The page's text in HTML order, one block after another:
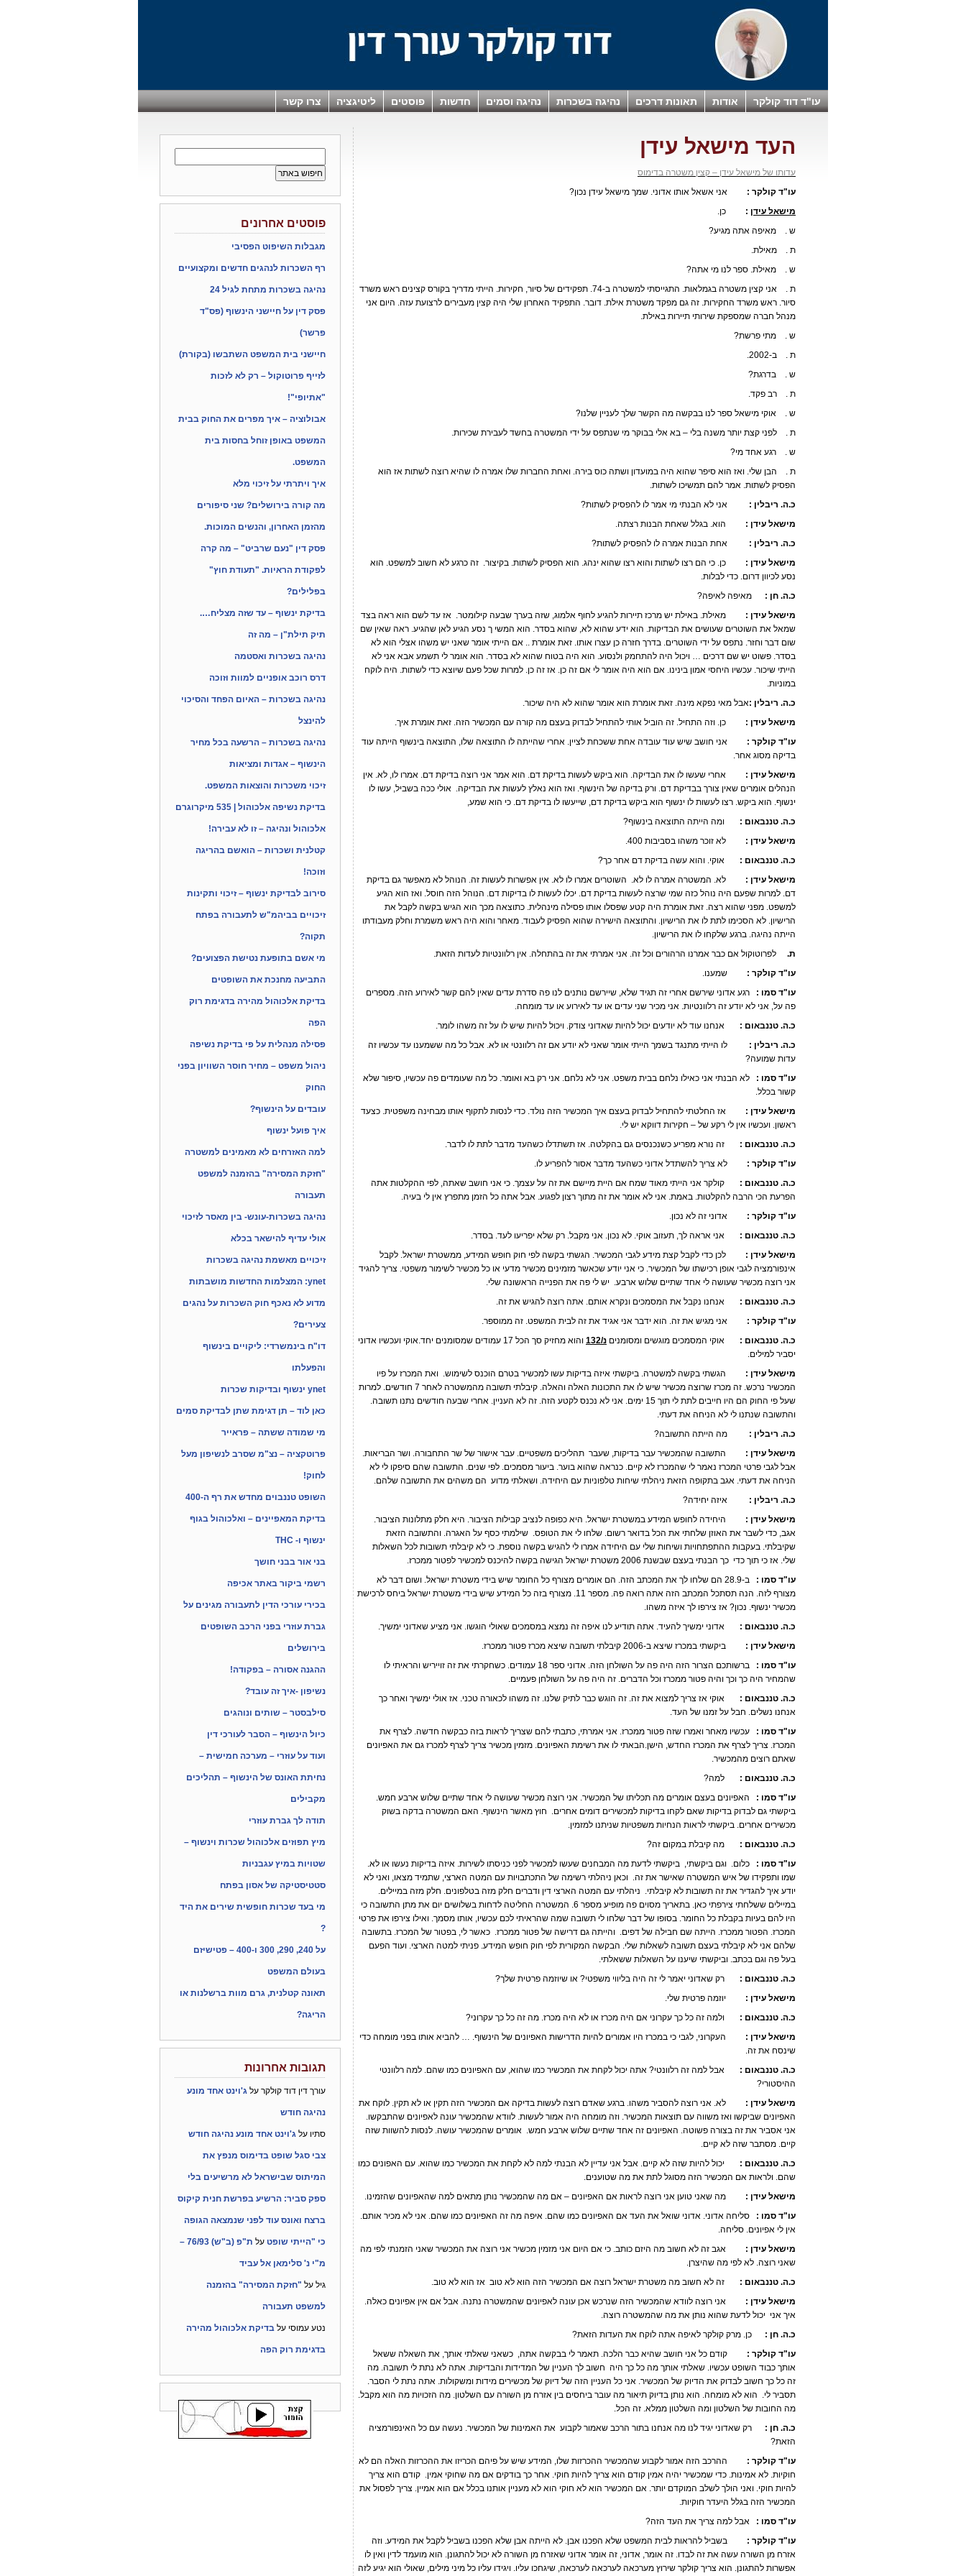
עו"ד דוד קולקר אודות תאונות דרכים נהיגה בשכרות נהיגה וסמים חדשות פוסטים ליטיגציה צרו קשר
העד מישאל עידן
עדותו של מישאל עידן – קצין משטרה בדימוס
עו"ד קולקר : אני אשאל אותו אדוני. שמך מישאל עידן נכון?
מישאל עידן : כן.
ש . מאיפה אתה מגיע?
ת . מאילת.
ש . מאילת. ספר לנו מי אתה?
ת . אני קצין משטרה בגמלאות. התגייסתי למשטרה ב-74. תפקידים של סיור, חקירות. הייתי מדריך בקורס קצינים ראש משרד
סיור. ראש משרד החקירות. זה גם מפקד משטרת אילת. דובר. התפקיד האחרון שלי היה קצין מעבירים לרצועת עזה. היום אני
מנהל חברה שמספקת שירותי תיירות באילת.
ש . מתי פרשת?
ת . ב-2002.
ש . בדרגת?
ת . רב פקד.
ש . אוקי מישאל ספר לנו בבקשה מה הקשר שלך לעניין שלנו?
ת . לפני קצת יותר משנה בלי – בא אלי בבוקר מי שנתפס על ידי המשטרה בחשד לעבירת שכירות.
ש . רגע אחד מי?
ת . הבן שלי. ואז הוא סיפר שהוא היה במועדון ושתה כוס בירה. ואחת החברות שלו אמרה לו שהיא רוצה לשתות אז הוא
הפסיק לשתות. אמר להם תמשיכו לשתות.
כ.ה. ריבלין : אני לא הבנתי מי אמר לו להפסיק לשתות?
מישאל עידן : הוא. בגלל שאחת הבנות רצתה.
כ.ה. ריבלין : אחת הבנות אמרה לו להפסיק לשתות?
מישאל עידן : כן. כי הם רצו לשתות והוא רצו שהוא ינהג. הוא הפסיק לשתות. בקיצור. זה כרגע לא חשוב למשפט. הוא
נסע לכיוון דרום. כדי לבלות.
כ.ה. חן : מאיפה לאיפה?
מישאל עידן : מאילת. באילת יש מרכז תיירות להגיע לחוף אלמוג, שזה בערך שבעה קילומטר. אז עד לשם הוא ראה בצד
שמאל את השוטרים שעושים את הבדיקות. הוא ידע שהוא לא, שהוא בסדר. הוא המשי ך נסע הגיע לאן שהגיע. ראה שאין שם
שום דבר וחזר. נתפס על ידי השוטרים. בדרך חזרה כן עצרו אותו. זאת אומרת .. אם הייתי אומר שאני יש משהו אצלי הוא לא
בסדר. פשוט יש שם דרכים … ויכול היה להתחמק ולנסוע. הוא היה בטוח שהוא לא בסדר. הוא אומר לי תשמע אבא אני לא
הייתי שיכור. עכשיו היחסי אמון בינינו. אם הוא היה אומר לי אם זה כן. אז זה כן. למרות שכל פעם שיוצא כדי לשתות. היה לוקח
במוניות.
כ.ה. ריבלין :אבל מאי נפקא מינה. זאת אומרת הוא אומר שהוא לא היה שיכור.
מישאל עידן : כן. וזה התחיל. זה הוביל אותי להתחיל לבדוק בעצם מה קורה עם המכשיר הזה. זאת אומרת איך.
עו"ד קולקר : אני חושב שיש עוד עובדה אחת ששכחת לציין. אחרי שהייתה לו התוצאה שלו, התוצאה בינשוף הייתה עוד
בדיקה מסוג אחר.
מישאל עידן : אחרי שעשו לו את הבדיקה. הוא ביקש לעשות בדיקת דם. הוא אמר אני רוצה בדיקת דם. אמרו לו, לא. אין
הנהלים אומרים שאין צורך בבדיקת דם. ורק בדיקה של הינשוף. ואז הוא נאלץ לעשות את הבדיקה. אולי ככה בשביל, עשו לו
ינשוף. הוא ביקש. רצו לעשות לו ינשוף הוא ביקש בדיקת דם, שייעשו לו בדיקת דם. כי הוא שמע,
כ.ה. טננבאום : ומה הייתה התוצאה בינשוף?
מישאל עידן : לא זוכר משהו בסביבות 400.
כ.ה. טננבאום : אוקי. והוא עשה בדיקת דם אחר כך?
מישאל עידן : לא. המשטרה אמרה לו לא. השוטרים אמרו לו לא. אין אפשרות לעשות זה. הנוהל לא מאפשר גם בדיקת
דם. למרות שפעם היה נוהל כזה שמי שרצה לעשות בדיקת דם. יכלו לעשות לו בדיקות דם. הנוהל הזה חוסל. ואז הוא הגיע
למשפט. מפני שהוא רצה. זאת אומרת היה קטע שפסלו אותו פסילה מינהלית. כתוצאה מכך הוא הגיש בקשה לקבל את
הרישיון. לא הסכימו לתת לו את הרישיון. והתוצאה הישירה שהוא הפסיק לעבוד. מאחר והוא היה ראש משמרת וחלק מעבודתו
הייתה נהיגה. ברגע שלקחו לו את הרישיון.
ת. לפרוטוקול אם כבר אמרנו הרהורים וכל זה. אני אמרתי את זה בהתחלה. אין רלוונטיות לעדות הזאת.
עו"ד קולקר : שמענו.
עו"ד סמו : רגע אדוני שירשם אחרי זה תגיד שלא, שיירשם נותנים לנו פה סדרת עדים שאין להם קשר לאירוע הזה. מספרים
פה על, אני לא יודע זה רלוונטיות. אני מכיר שני עדים או עד לאירוע או עד מומחה.
כ.ה. טננבאום : אנחנו עוד לא יודעים יכול להיות שאדוני צודק. ויכול להיות שיש לו על זה משהו לומר.
כ.ה. ריבלין : לו הייתי מתנגד בשמך הייתי אומר שאני לא יודע אם זה רלוונטי או לא. אבל כל מה ששמענו עד עכשיו זה
עדות שמועה?
עו"ד סמו : לא הבנתי אני כאילו נלחם בבית משפט. אני לא נלחם. אני רק בא ואומר. כל מה שעומדים פה עכשיו, סיפור שלא
קשור בכלל.
מישאל עידן : אז החלטתי להתחיל לבדוק בעצם איך המכשיר הזה נולד. כדי לנסות לתקוף אותו מבחינה משפטית. כצעד
ראשון. ועכשיו אין לי רקע של – חקירות דווקא יש לי.
כ.ה. טננבאום : זה נורא מפריע כשנכנסים גם בהקלטה. אז תשתדלו כשהעד מדבר לתת לו לדבר.
עו"ד קולקר : לא צריך להשתדל אדוני כשהעד מדבר אסור להפריע לו.
כ.ה. טננבאום : קולקר אני הייתי מאוד שמח אם היית מיישם את זה על עצמך. כי אני חושב שאתה, לפי ההקלטות אתה
הפרעת הכי הרבה להקלטות. באמת. אני לא אומר את זה מתוך רצון לפגוע. אבל אתה כל הזמן מתפרץ אין לי בעיה.
עו"ד קולקר : אדוני זה לא נכון.
כ.ה. טננבאום : אני אראה לך, תעזוב אוקי. לא נכון. אני מקבל. רק שלא יפריעו לעד. בסדר.
מישאל עידן : לכן כדי לקבל קצת מידע לגבי המכשיר. הגשתי בקשה לפי חוק חופש המידע, ממשטרת ישראל. לקבל
אינפורמציה לגבי אופן רכישתו של המכשיר. כי אני יודע שכאשר מזמינים מכשיר מדעי או כל מכשיר לשימור משפטי. צריך להגיד
אני רוצה מכשיר שעושה לי אחד שתיים שלוש ארבע. יש לי פה את הפנייה הראשונה שלי.
כ.ה. טננבאום : אנחנו נקבל את המסמכים ונקרא אותם. אתה רוצה להגיש את זה.
עו"ד קולקר : אני מגיש את זה. הוא ידבר אני אגיד את זה לבית המשפט. זה ממוספר.
כ.ה. טננבאום : אוקי המסמכים מוגשים ומסומנים נ/132
והוא מחזיק סך הכל 17 עמודים שמסומנים יחד.אוקי ועכשיו אדוני
יסביר למילים.
מישאל עידן : הגשתי בקשה למשטרה. ביקשתי איזה בדיקות עשו למכשיר בטרם הוכנס לשימוש. ואת המכרז על פיו
המכשיר נרכש. זה מכרז שרוצה מכשיר שיש לו את התכונות האלה והאלה. קיבלתי תשובה מהמשטרה לאחר 7 חודשים. למרות
שעל פי החוק הם היו חייבים לתת לי תוך 15 ימים. אני לא נכנס לקטע הזה. זה לא העניין. אחרי שבעה חודשים נתנו תשובה.
והתשובה שנתנו לי לא הניחה את דעתי.
כ.ה. ריבלין : מה הייתה התשובה?
מישאל עידן : התשובה שהמכשיר עבר בדיקות, שעבר תהליכים משפטיים. עבר אישור של שר התחבורה. ושר הבריאות.
אבל לגבי פרטי המכרז נאמר לי שהמכרז לא קיים. כנראה שהוא בוער. ביעור מסמכים. לפי שנים. התשובה שהם סיפקו לי לא
הניחה את דעתי. אגב בתקופה הזאת ניהלתי שיחות טלפוניות עם היחידה. ושאלתי מדוע הם משהים את התשובה שלהם.
כ.ה. ריבלין : איזה יחידה?
מישאל עידן : היחידה לחופש המידע במשטרת ישראל. היא כפופה לנציב קבילות הציבור. היא חלק מתלונות הציבור.
אגב, כדי לשבר את האוזן שלחתי את הכל בדואר רשום. שלחו לי את הטופס. שילמתי כסף על האגרה. והתשובה הזאת
שקיבלתי. בעקבות ההתפתחויות ושיחות שלי עם היחידה אמרו לי להגיש בקשה נוספת. כי לא קיבלתי תשובות לכל השאלות
שלי. אז כי תוך כדי כך הבנתי בעצם שבשנת 2006 משטרת ישראל הגישה בקשה להיכנס למכשיר לפטור ממכרז.
עו"ד סמו :
ב-28.9 הם שלחו לך את המכתב הזה. הם אומרים מצורף כל החומר שיש בידי משטרת ישראל. ושום דבר לא
מצורף לזה. הנה תסתכל המכתב הזה אתה רואה פה. מספר 11. מצורף בזה כל המידע שיש בידי משטרת ישראל ביחס לרכישת
מכשיר ינשוף. נכון? אז צירפו לך איזה משהו.
כ.ה. טננבאום : אדוני ימשיך להעיד. אתה תודיע לנו איפה זה נמצא במסמכים שאולי הוגשו. אני מציע שאדוני ימשיך.
מישאל עידן : ביקשתי במכרז שיצא ב-2006 קיבלתי תשובה שיצא מכרז פטור ממכרז.
עו"ד סמו :
ברשותכם הצרור הזה היה פה על השולחן הזה. אדוני ספר 18 עמודים. כשחקרתי את זה זוייריש והראיתי לו
שהמחיר היה כך וכך והיה פטור ממכרז וכל הדברים. זה היה פה על השולחן פעמיים.
כ.ה. טננבאום : אוקי אז צריך למצוא את זה. זה הוגש כבר לתיק שלנו. זה משהו לכאורה טכני. אז אולי ימשיך ואחר כך
אנחנו נשלים. חבל על זמנו של העד.
עו"ד סמו : עכשיו מאחר ואמרו שזה פטור ממכרז. אני אמרתי, כתבתי להם שצריך לראות בזה כבקשה חדשה. לצרף את
המכרז. צריך לצרף את המכרז החדש, הישן.הבאתי לו את רשימת האפיונים. מזמין מכשיר צריך לצרף למכרז גם את האפיונים
שאתם רוצים מהמכשיר.
כ.ה. טננבאום : למה?
עו"ד סמו : האפיונים בעצם אומרים מה תכליתו של המכשיר. אני רוצה מכשיר שעושה לי אחד שתיים שלוש ארבע חמש.
ביקשתי גם לבדוק בדיקות שאם לקחו בדיקות למכשירים דומים אחרים. חוץ מאשר הינשוף. האם המשטרה בדקה בשוק
מכשירים אחרים. ביקשתי לראות הנחיות משפטיות שניתנו למזמין.
כ.ה. טננבאום : מה קיבלת במקום זה?
עו"ד סמו : כלום. וגם ביקשתי, ביקשתי לדעת מה המבחנים שעשו למכשיר לפני כניסתו לשירות. איזה בדיקות נעשו או לא.
שמו ותפקידו של איש המשטרה שאישר את זה. וכאן ניהלתי רשימה של התכתבויות עם המטה הארצי, שתמיד מצאו, ואני לא
יודע איך להגדיר את זה תשובות לא קיבלתי. ניהלתי עם המטה הארצי דין ודברים חלק מזה בטלפונים. חלק מזה במיילים.
במיילים ששלחתי צירפתי כאן. בתאריך מסוים פה מופיע מספר 6. המשטרה החליטה לדחות בשלושים יום את מתן התשובה כי
היו להם בעיות בקבלת כל החומר. בסופו של דבר שלחו לי תשובה שמה שהראיתי לכם עכשיו, אותו מסמך. ואילו צירפו את פרטי
המכרז. הפטור ממכרז. הייתה שם חבילה של דפים. והייתה גם דרישה של פטור ממכרז. כאשר לי, בפטור של המכרז. בתשובה
שלהם אני לא קיבלתי בעצם תשובה לשאלות שלי. הבקשה המקורית לפי חוק חופש המידע. פניתי למטה הארצי. ועוד הפעם
בעל פה וגם בכתב. וביקשתי שיענו על השאלות ששאלתי.
כ.ה. טננבאום : רק שאדוני יאמר לי זה היה בליווי משפטי? או שיוזמה פרטית שלך?
מישאל עידן : יוזמה פרטית שלי.
כ.ה. טננבאום : ולמה זה כל כך עקרוני אם היה מכרז או לא היה מכרז. מה זה כל כך עקרוני?
מישאל עידן : העקרוני, לגבי כי במכרז היו אמורים להיות הדרישות האפיונים של הינשוף. … להביא אותו בפני מומחה כדי
שינסח את זה.
כ.ה. טננבאום : אבל למה זה רלוונטי? אתה יכול לקחת את המכשיר כמו שהוא, עם האפיונים כמו שהם. למה רלוונטי
ההיסטורי?
מישאל עידן : לא. אני רוצה להסביר משהו. ברגע שאדם רוצה לעשות בדיקה אם המכשיר הזה תקין או לא תקין. לוקח את
האפיונים שביקשו ואז משווה עם תוצאות המכשיר. וזה מומחה היה אמור לעשות. לוודא שהמכשיר עונה לאפיונים שהתבקשו.
אני אסביר את זה בצורה פשוטה. האפיונים זה אחד שתיים שלוש ארבע חמש. אומרים שהמכשיר עושה. לנסות להשוות שזה
קיים. מסתבר שזה לא קיים.
כ.ה. טננבאום : יכול להיות שזה לא קיים. אבל אני עדיין לא הבנתי למה לא לקחת את המכשיר כמו שהוא. עם האפונים כמו
שהם. ולראות אם המכשיר הזה מסוגל לתת את מה שטוענים.
מישאל עידן : מה שאני טוען אני רוצה לראות אם האפיונים – אם מה שהמכשיר נותן מתאים למה שהאפיונים שהזמינו.
עו"ד סמו : סליחה אדוני. אדוני שואל את העד אם האפיונים כמו שהם. איפה מה זה האפיונים כמו שהם. אני לא מכיר אותם.
אין לי אפיונים. סליחה.
מישאל עידן : אגב זה לא חשוב מה היזם כותב. כי אם היום אני מזמין מכשיר אני רוצה את המכשיר שאני הזמנתי לפי מה
שאני רוצה. לא לפי מה שהיצרן.
כ.ה. טננבאום : זה לא חשוב מה משטרת ישראל רוצה אם המכשיר הזה הוא לא טוב אז הוא לא טוב.
מישאל עידן : אני רוצה לוודא שהמכשיר הזה שנרכש אכן עונה לאפיונים שהמשטרה נתנה. אבל אם אין אפיונים כאלה.
איך אני יכול לדעת שהוא נותן את מה שהמשטרה רוצה.
כ.ה. חן : כן. מרק קולקר לאיפה אתה לוקח את העדות הזאת?
עו"ד קולקר : קודם כל אני חושב שהיא כבר הלכה. תאמר לי בבקשה אתה, כשאני שאלתי אותך, את השאלה ששאל
אותך כבוד השופט עכשיו. שאלתי אותך מה כל כך היה חשוב לך העניין של המדידות והבדיקות. אתה לא נתת לי תשובה. מה
זה כל כך חשוב לבדוק את הדיוק של המכשיר. אני כל העניין הזה של דיוק של מכשירים מידות ומשקולות. אתה נתת לי הסבר.
תסביר לי. הוא לא מומחה. הוא נותן בדיוק תיאור מה עובר ביחסים בין אזרח מן השורה עם השלטון. מה הזכויות מה הוא מקבל.
מה החובות של השלטון ומה השלטון ממלא. זה הכל.
כ.ה. חן : רק שאדוני יגיד לנו מה אנחנו בתור הרכב שאמור לקבוע את האמינות של המכשיר. נעשה עם כל האינפורמציה
הזאת?
עו"ד קולקר : ההרכב הזה אמור לקבוע שהמכשיר ההכרזות שלו, המידע שיש על פיהם הכריזו את ההכרזות האלה הם לא
חוקיות. לא אמינות. כדי שמכשיר יהיה אמין קודם הוא צריך להיות חוקי. אחר כך בודקים אם מה שחוקי אמין. קודם הוא צריך
להיות חוקי. ואני הולך לשלב המוקדם יותר. אם המכשיר הוא לא חוקי הוא לא מעניין אותנו בכלל אם הוא אמיין. צריך לפסול את
המכשיר הזה בגלל היעדר חוקיות.
עו"ד סמו : אבל למה צריך את העד הזה?
עו"ד קולקר : בשביל להראות לבית המשפט שלא הפכנו אבן. לא הייתה אבן שלא הפכנו בשביל לקבל את המידע. וזה
אזרח מן השורה עשה את זה לבדו. זה אומר, אדוני, זה אומר אדוני שאזרח מן השורה לא יכול להתגונן. הוא מועמד לדין ואין לו
אפשרות להתגונן. הוא צריך קולקר שירוץ מערכאה לערכאה לערכאה, שיגחכו עליו. ויגידו עליו כל מיני מילים, שאולי הוא יגיע לזה
פוסטים אחרונים
מגבלות השיפוט הפסיבי
רף השכרות לנהגים חדשים ומקצועיים
נהיגה בשכרות מתחת לגיל 24
פסק דין על חיישני הינשוף (פס"ד
פרשר)
חיישני בית המשפט השתבשו (בקורת)
לזייף פרוטוקול – רק לא לזכות
"אתיופי"!
אבולוציה – איך מפרים את החוק בבית
המשפט באופן זוחל בחסות בית
המשפט.
איך ויתרתי על זיכוי מלא
מה קורה בירושלים? שני סיפורים
מהזמן האחרון, והנשים המוכות.
פסק דין "נעם שרביט" – מה קרה
לפקודת הראיות. "תעודת חוץ"
בפלילים?
בדיקת ינשוף – עד שזה מצליח….
תיק תילת"ן – מה זה
נהיגה בשכרות ואסטמה
דרס רוכב אופניים למוות וזוכה
נהיגה בשכרות – האיום הפחד והסיכוי
להינצל
נהיגה בשכרות – הרשעה בכל מחיר
הינשוף – אגדות ומציאות
זיכוי משכרות והוצאות המשפט.
בדיקת נשיפה אלכוהול | 535 מיקרוגרם
אלכוהול ונהיגה – זו לא עבירה!
קטלנית ושכרות – הואשם בהריגה
וזוכה!
סירוב לבדיקת ינשוף – זיכוי ותקינות
זיכויים בביהמ"ש לתעבורה בפתח
תקוה?
מי אשם בתופעת נטישת הפצועים?
התביעה מחנכת את השופטים
בדיקת אלכוהול מהירה בדגימת רוק
הפה
פסילה מנהלית על פי בדיקת נשיפה
ניהול משפט – מחיר חוסר השוויון בפני
החוק
עובדים על הינשוף?
איך פועל ינשוף
למה האזרחים לא מאמינים למשטרה
"חזקת המסירה" בהזמנה למשפט
תעבורה
נהיגה בשכרות-עונש- בין מאסר לזיכוי
אולי עדיף להישאר בכלא
זיכויים מאשמת נהיגה בשכרות
ynet: המצלמות החדשות מושבתות
מדוע לא נאכף חוק השכרות על נהגים
צעירים?
דו"ח בינמשרדי: ליקויים בינשוף
והפעלתו
ynet ינשוף ובדיקות שכרות
כאן לוד – תן דגימת שתן לבדיקת סמים
מי שמודה ששתה – פראייר
פרוטקציה – נצ"מ שסרב לנשיפון מעל
לחוק!
השופט טננבוים מחדש את רף ה-400
בדיקת המאפיינים – ואלכוהול בגוף
ינשוף ו- THC
בני אור בבני חושך
רשמי ביקור באתר אכיפה
בכירי עורכי הדין לתעבורה מגינים על
גברת עוזרי בפני הרכב השופטים
בירושלים
ההגנה אסורה – בפקודה!
נשיפון -איך זה עובד?
סילבסטר – שותים ונוהגים
כיול הינשוף – הסבר לעורכי דין
ועוד על עוזרי – מערכה חמישית –
נחיתת האונס של הינשוף – תהליכים
מקבילים
תודה לך גברת עוזרי
מיץ תפוזים אלכוהול שכרות וינשוף –
שטויות במיץ עגבניות
סטטיסטיקה של אסון בפתח
מי בעד שכרות חופשית שירים את היד
?
על 240, 290, 300 ו-400 – פטישיזם
בעולם המשפט
תאונה קטלנית, גרם מוות ברשלנות או
הריגה?
תגובות אחרונות
עורך דין דוד קולקר על ג'וינט אחד מונע
נהיגה חודש
סתיו על ג'וינט אחד מונע נהיגה חודש
צבי סגל שופט בדימוס מנפץ את
המיתוס שבישראל לא מרשיעים בלי
ספק סביר: הרשיע בפרשת חנית קיקוס
ברצח ואונס עוד לפני שנמצאה הגופה
כי "הייתי שופט על ת"פ (ב"ש) 76/93 –
מ"י נ' סלימאן אל עביד
גיל על "חזקת המסירה" בהזמנה
למשפט תעבורה
נטע עמוסי על בדיקת אלכוהול מהירה
בדגימת רוק הפה